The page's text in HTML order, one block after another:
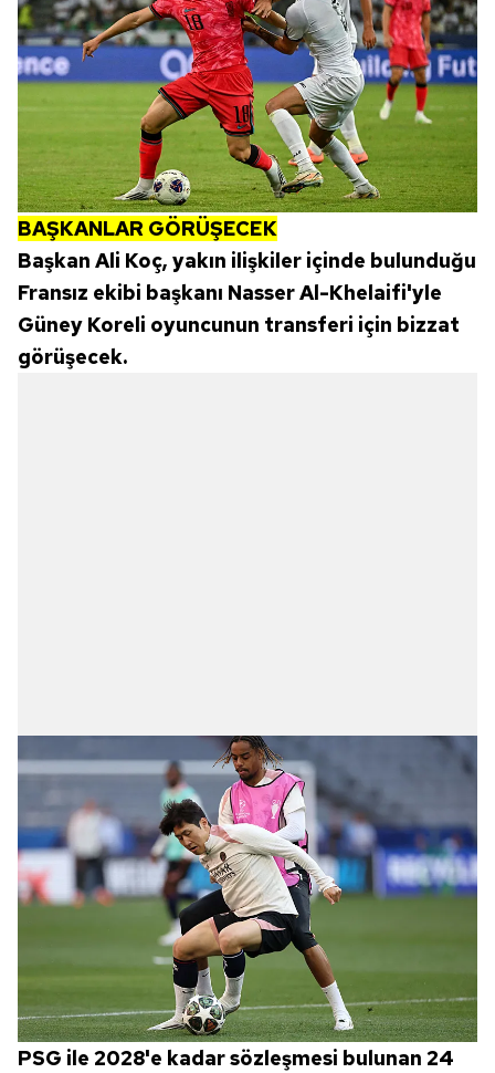
BAŞKANLAR GÖRÜŞECEK
Başkan Ali Koç, yakın ilişkiler içinde bulunduğu
Fransız ekibi başkanı Nasser Al-Khelaifi'yle
Güney Koreli oyuncunun transferi için bizzat
görüşecek.
PSG ile 2028'e kadar sözleşmesi bulunan 24